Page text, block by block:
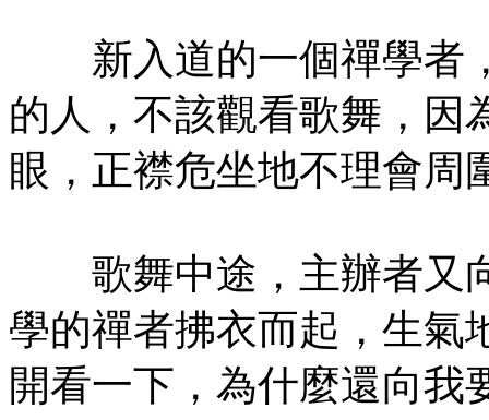
新入道的一個禪學者
的人，不該觀看歌舞，因
眼，正襟危坐地不理會周
歌舞中途，主辦者又
學的禪者拂衣而起，生氣
開看一下，為什麼還向我